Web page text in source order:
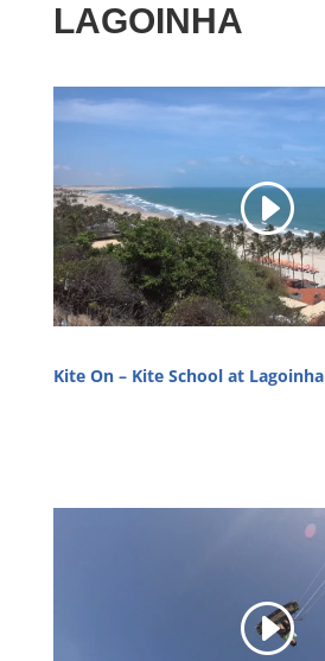
LAGOINHA
Kite On – Kite School at Lagoinha